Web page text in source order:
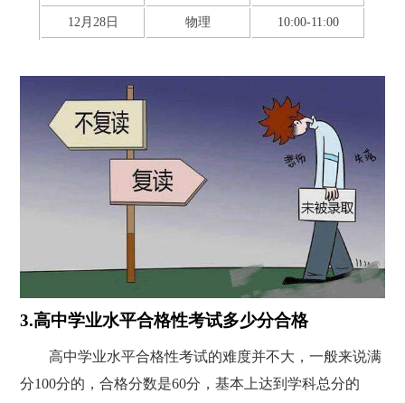
12月28日 物理 10:00-11:00
3.高中学业水平合格性考试多少分合格
高中学业水平合格性考试的难度并不大，一般来说满
分100分的，合格分数是60分，基本上达到学科总分的